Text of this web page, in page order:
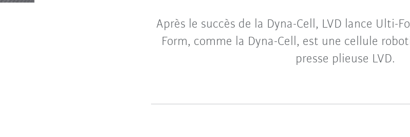
Après le succès de la Dyna-Cell, LVD lance Ulti-
Form, comme la Dyna-Cell, est une cellule
presse plieuse LVD.